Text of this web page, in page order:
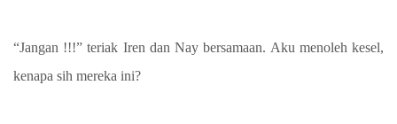
“Jangan !!!” teriak Iren dan Nay bersamaan. Aku menoleh kesel,
kenapa sih mereka ini?